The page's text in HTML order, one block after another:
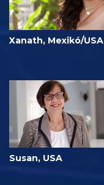
Xanath, Mexikó/USA
Susan, USA